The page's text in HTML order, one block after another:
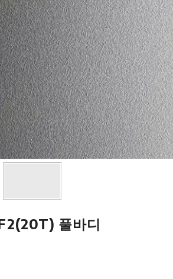
풀바디